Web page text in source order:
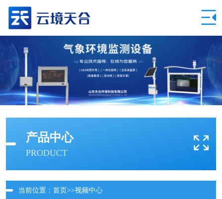
产品中心
PRODUCT
当前位置： 首页>>视频中心